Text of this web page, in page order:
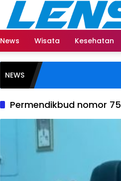
News
Wisata Kesehatan
NEWS
Permendikbud nomor 75